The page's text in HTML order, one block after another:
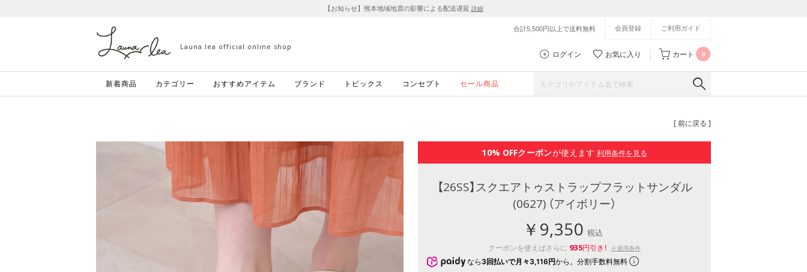
【お知らせ】熊本地域地震の影響による配送遅延 詳細
Launa lea official online shop
合計5,500円以上で送料無料 会員登録 ご利用ガイド
ログイン お気に入り カート 0
新着商品 カテゴリー おすすめアイテム ブランド トピックス コンセプト セール商品
[ 前に戻る ]
10% OFFクーポンが使えます 利用条件を見る
【26SS】スクエアトゥストラップフラットサンダル
(0627) （アイボリー）
￥9,350 税込
クーポンを使えばさらに 935円引き！ ※適用条件
なら 3回払いで月々3,116円から。分割手数料無料